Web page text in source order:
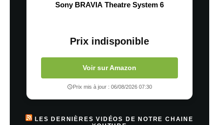
Sony BRAVIA Theatre System 6
Prix indisponible
Voir sur Amazon
Prix mis à jour : 06/08/2026 07:30
LES DERNIÈRES VIDÉOS DE NOTRE CHAINE